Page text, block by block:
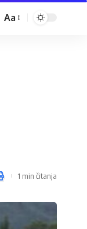
Veličina
Aa
1 min čitanja